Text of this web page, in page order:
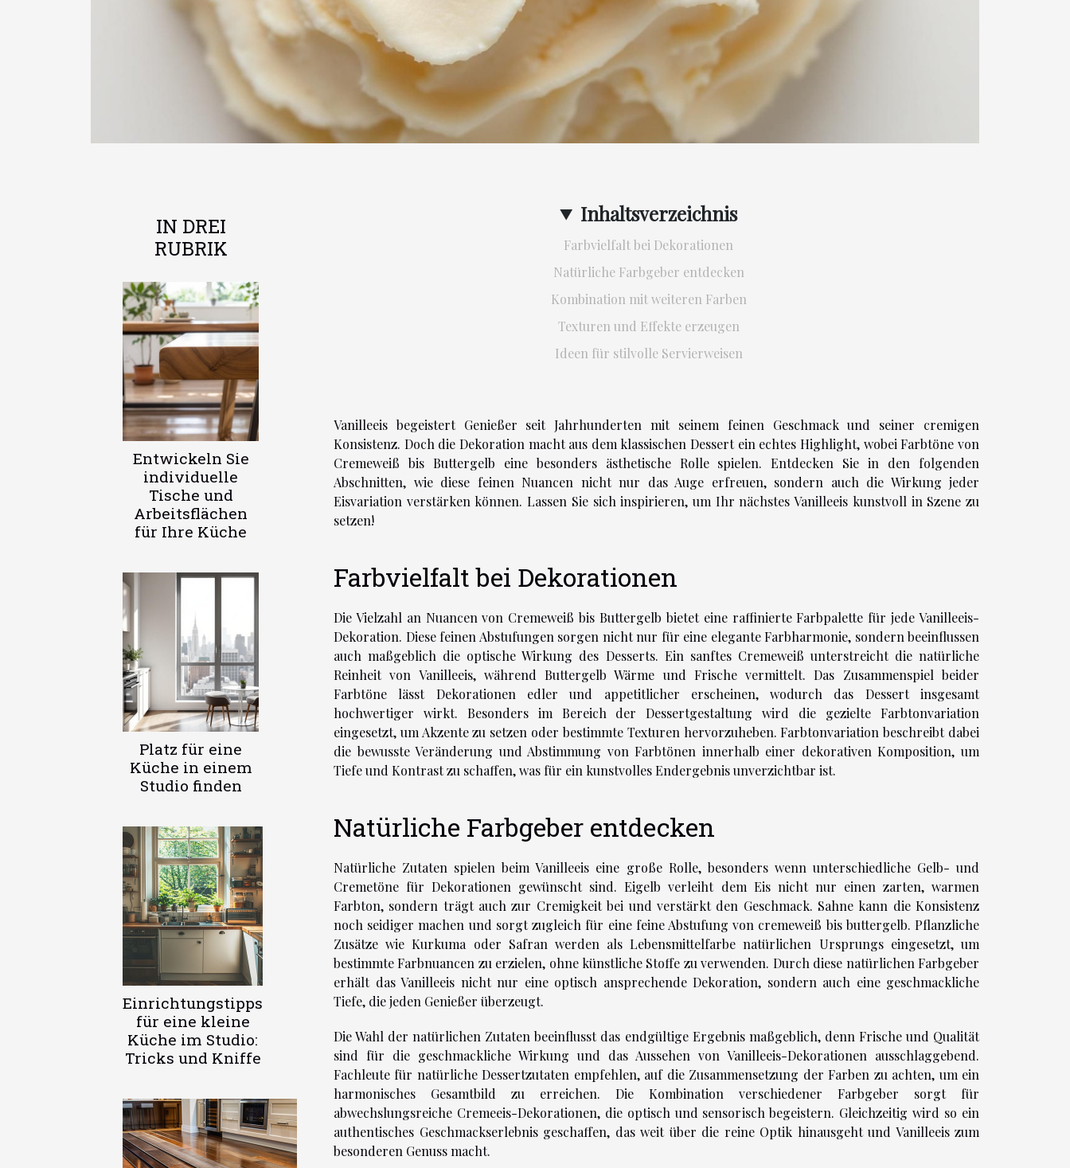
IN DREI
RUBRIK
Entwickeln Sie
individuelle
Tische und
Arbeitsflächen
für Ihre Küche
Platz für eine
Küche in einem
Studio finden
Einrichtungstipps
für eine kleine
Küche im Studio:
Tricks und Kniffe
Inhaltsverzeichnis
Farbvielfalt bei Dekorationen
Natürliche Farbgeber entdecken
Kombination mit weiteren Farben
Texturen und Effekte erzeugen
Ideen für stilvolle Servierweisen
Vanilleeis begeistert Genießer seit Jahrhunderten mit seinem feinen Geschmack und seiner cremigen
Konsistenz. Doch die Dekoration macht aus dem klassischen Dessert ein echtes Highlight, wobei Farbtöne von
Cremeweiß bis Buttergelb eine besonders ästhetische Rolle spielen. Entdecken Sie in den folgenden
Abschnitten, wie diese feinen Nuancen nicht nur das Auge erfreuen, sondern auch die Wirkung jeder
Eisvariation verstärken können. Lassen Sie sich inspirieren, um Ihr nächstes Vanilleeis kunstvoll in Szene zu
setzen!
Farbvielfalt bei Dekorationen
Die Vielzahl an Nuancen von Cremeweiß bis Buttergelb bietet eine raffinierte Farbpalette für jede Vanilleeis-
Dekoration. Diese feinen Abstufungen sorgen nicht nur für eine elegante Farbharmonie, sondern beeinflussen
auch maßgeblich die optische Wirkung des Desserts. Ein sanftes Cremeweiß unterstreicht die natürliche
Reinheit von Vanilleeis, während Buttergelb Wärme und Frische vermittelt. Das Zusammenspiel beider
Farbtöne lässt Dekorationen edler und appetitlicher erscheinen, wodurch das Dessert insgesamt
hochwertiger wirkt. Besonders im Bereich der Dessertgestaltung wird die gezielte Farbtonvariation
eingesetzt, um Akzente zu setzen oder bestimmte Texturen hervorzuheben. Farbtonvariation beschreibt dabei
die bewusste Veränderung und Abstimmung von Farbtönen innerhalb einer dekorativen Komposition, um
Tiefe und Kontrast zu schaffen, was für ein kunstvolles Endergebnis unverzichtbar ist.
Natürliche Farbgeber entdecken
Natürliche Zutaten spielen beim Vanilleeis eine große Rolle, besonders wenn unterschiedliche Gelb- und
Cremetöne für Dekorationen gewünscht sind. Eigelb verleiht dem Eis nicht nur einen zarten, warmen
Farbton, sondern trägt auch zur Cremigkeit bei und verstärkt den Geschmack. Sahne kann die Konsistenz
noch seidiger machen und sorgt zugleich für eine feine Abstufung von cremeweiß bis buttergelb. Pflanzliche
Zusätze wie Kurkuma oder Safran werden als Lebensmittelfarbe natürlichen Ursprungs eingesetzt, um
bestimmte Farbnuancen zu erzielen, ohne künstliche Stoffe zu verwenden. Durch diese natürlichen Farbgeber
erhält das Vanilleeis nicht nur eine optisch ansprechende Dekoration, sondern auch eine geschmackliche
Tiefe, die jeden Genießer überzeugt.
Die Wahl der natürlichen Zutaten beeinflusst das endgültige Ergebnis maßgeblich, denn Frische und Qualität
sind für die geschmackliche Wirkung und das Aussehen von Vanilleeis-Dekorationen ausschlaggebend.
Fachleute für natürliche Dessertzutaten empfehlen, auf die Zusammensetzung der Farben zu achten, um ein
harmonisches Gesamtbild zu erreichen. Die Kombination verschiedener Farbgeber sorgt für
abwechslungsreiche Cremeeis-Dekorationen, die optisch und sensorisch begeistern. Gleichzeitig wird so ein
authentisches Geschmackserlebnis geschaffen, das weit über die reine Optik hinausgeht und Vanilleeis zum
besonderen Genuss macht.